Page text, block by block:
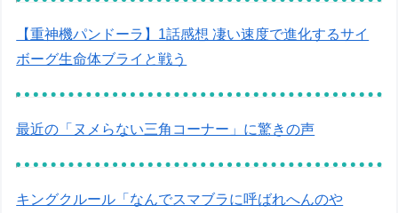
【重神機パンドーラ】1話感想 凄い速度で進化するサイ
ボーグ生命体ブライと戦う
最近の「ヌメらない三角コーナー」に驚きの声
キングクルール「なんでスマブラに呼ばれへんのや